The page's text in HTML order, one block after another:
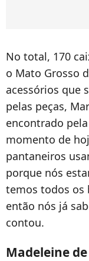
No total, 170
o Mato Grosso
acessórios que
pelas peças,
encontrado
momento de
pantaneiros
porque nós
temos todos os
então nós já
contou.
Madeleine